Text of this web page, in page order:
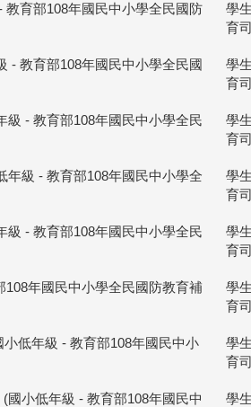
育部108年國民中小學全民國防
學
育司
- 教育部108年國民中小學全民國
學
育司
級 - 教育部108年國民中小學全民
學
育司
年級 - 教育部108年國民中小學全
學
育司
級 - 教育部108年國民中小學全民
學
育司
年國民中小學全民國防教育補
學
育司
低年級 - 教育部108年國民中小
學
育司
小低年級 - 教育部108年國民中
學